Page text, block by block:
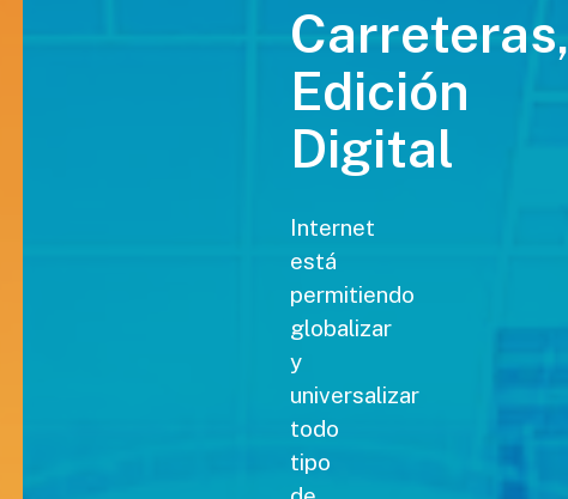
Carreteras,
Edición
Digital
Internet
está
permitiendo
globalizar
y
universalizar
todo
tipo